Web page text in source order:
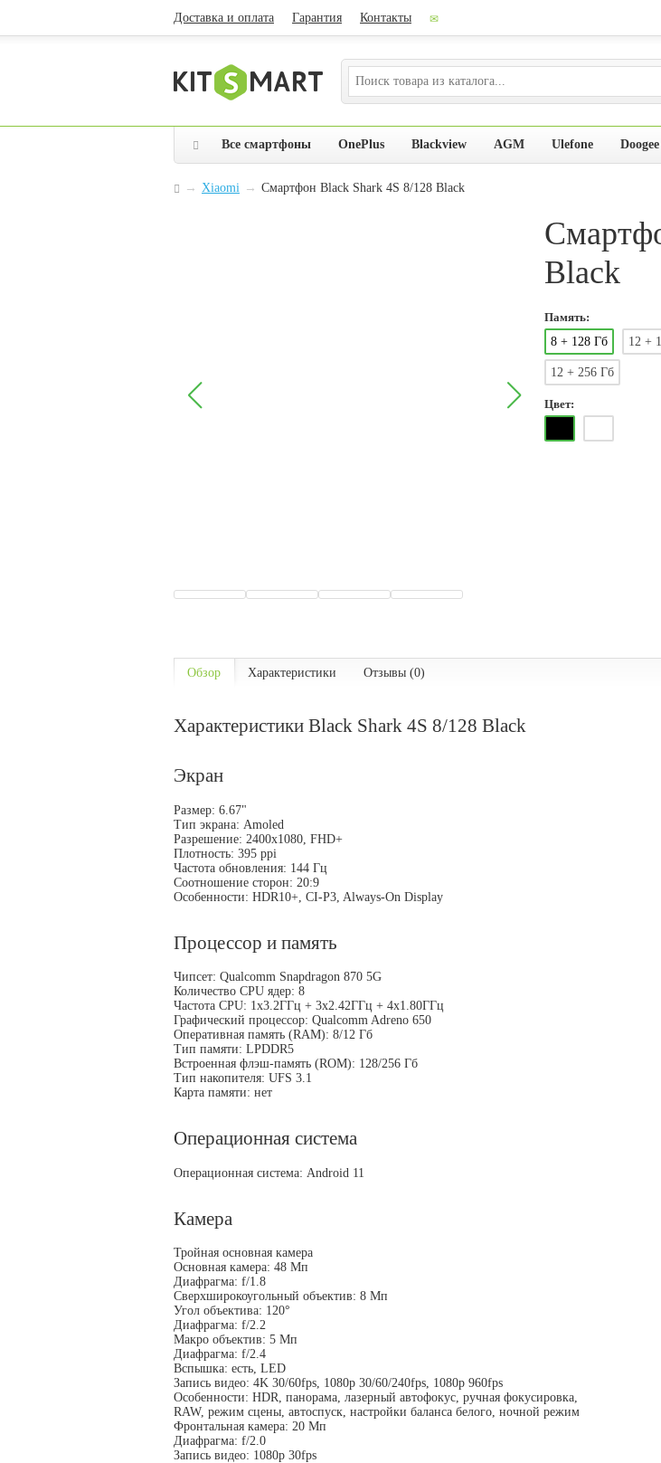
Доставка и оплата Гарантия Контакты
Все смартфоны OnePlus Blackview AGM Ulefone Doogee
→ Xiaomi → Смартфон Black Shark 4S 8/128 Black
Black
Память:
8 + 128 Гб
12 +
12 + 256 Гб
Цвет:
Обзор Характеристики Отзывы (0)
Характеристики Black Shark 4S 8/128 Black
Экран
Размер: 6.67"
Тип экрана: Amoled
Разрешение: 2400x1080, FHD+
Плотность: 395 ppi
Частота обновления: 144 Гц
Соотношение сторон: 20:9
Особенности: HDR10+, CI-P3, Always-On Display
Процессор и память
Чипсет: Qualcomm Snapdragon 870 5G
Количество CPU ядер: 8
Частота CPU: 1x3.2ГГц + 3x2.42ГГц + 4x1.80ГГц
Графический процессор: Qualcomm Adreno 650
Оперативная память (RAM): 8/12 Гб
Тип памяти: LPDDR5
Встроенная флэш-память (ROM): 128/256 Гб
Тип накопителя: UFS 3.1
Карта памяти: нет
Операционная система
Операционная система: Android 11
Камера
Тройная основная камера
Основная камера: 48 Мп
Диафрагма: f/1.8
Сверхширокоугольный объектив: 8 Мп
Угол объектива: 120°
Диафрагма: f/2.2
Макро объектив: 5 Мп
Диафрагма: f/2.4
Вспышка: есть, LED
Запись видео: 4K 30/60fps, 1080p 30/60/240fps, 1080p 960fps
Особенности: HDR, панорама, лазерный автофокус, ручная фокусировка,
RAW, режим сцены, автоспуск, настройки баланса белого, ночной режим
Фронтальная камера: 20 Мп
Диафрагма: f/2.0
Запись видео: 1080p 30fps